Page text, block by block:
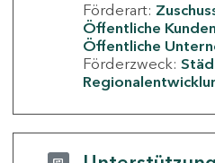
Förderart:
Öffentliche Kunden
Öffentliche
Förderzweck: